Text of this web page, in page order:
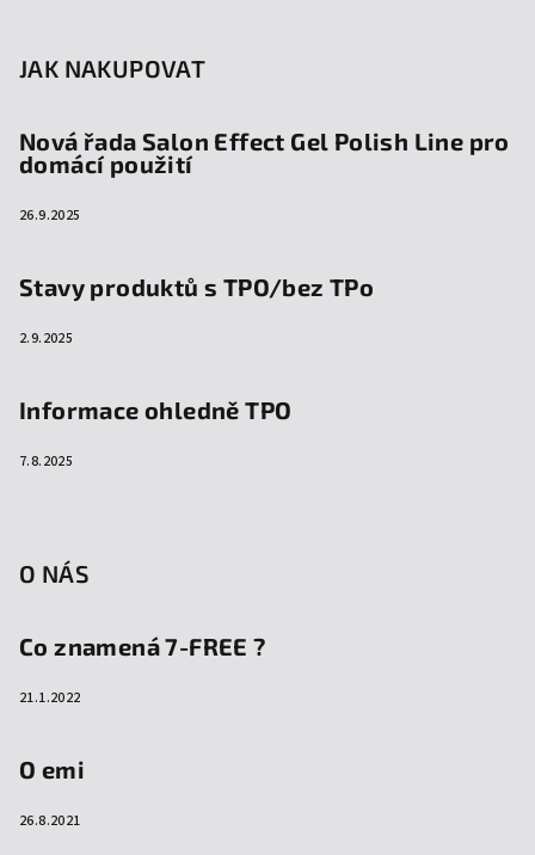
JAK NAKUPOVAT
Nová řada Salon Effect Gel Polish Line pro
domácí použití
26.9.2025
Stavy produktů s TPO/bez TPo
2.9.2025
Informace ohledně TPO
7.8.2025
O NÁS
Co znamená 7-FREE ?
21.1.2022
O emi
26.8.2021